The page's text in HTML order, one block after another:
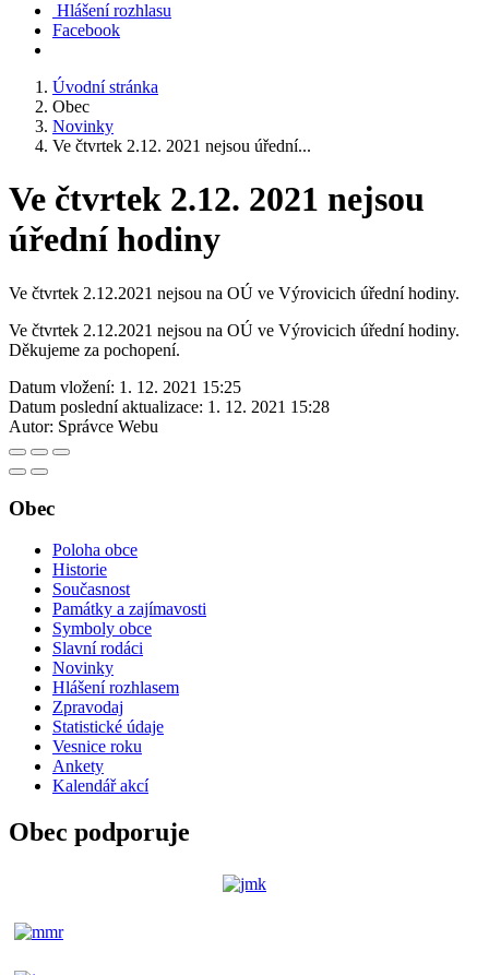
Hlášení rozhlasu
Facebook
Úvodní stránka
Obec
Novinky
Ve čtvrtek 2.12. 2021 nejsou úřední...
Ve čtvrtek 2.12. 2021 nejsou
úřední hodiny
Ve čtvrtek 2.12.2021 nejsou na OÚ ve Výrovicich úřední hodiny.
Ve čtvrtek 2.12.2021 nejsou na OÚ ve Výrovicich úřední hodiny.
Děkujeme za pochopení.
Datum vložení: 1. 12. 2021 15:25
Datum poslední aktualizace: 1. 12. 2021 15:28
Autor: Správce Webu
Obec
Poloha obce
Historie
Současnost
Památky a zajímavosti
Symboly obce
Slavní rodáci
Novinky
Hlášení rozhlasem
Zpravodaj
Statistické údaje
Vesnice roku
Ankety
Kalendář akcí
Obec podporuje